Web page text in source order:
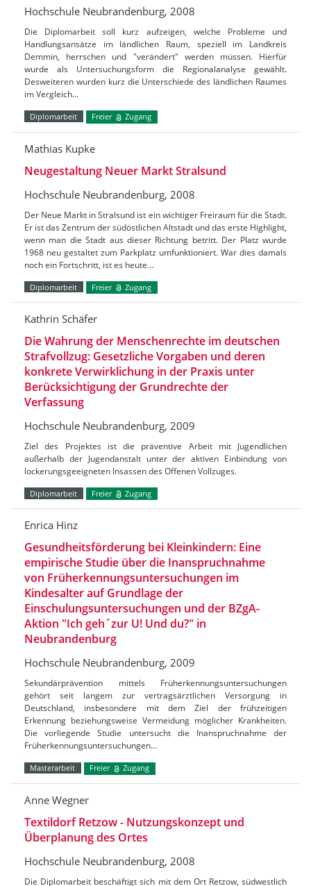
Hochschule Neubrandenburg, 2008
Die Diplomarbeit soll kurz aufzeigen, welche Probleme und
Handlungsansätze im ländlichen Raum, speziell im Landkreis
Demmin, herrschen und "verändert" werden müssen. Hierfür
wurde als Untersuchungsform die Regionalanalyse gewählt.
Desweiteren wurden kurz die Unterschiede des ländlichen Raumes
im Vergleich…
Diplomarbeit Freier Zugang
Mathias Kupke
Neugestaltung Neuer Markt Stralsund
Hochschule Neubrandenburg, 2008
Der Neue Markt in Stralsund ist ein wichtiger Freiraum für die Stadt.
Er ist das Zentrum der südöstlichen Altstadt und das erste Highlight,
wenn man die Stadt aus dieser Richtung betritt. Der Platz wurde
1968 neu gestaltet zum Parkplatz umfunktioniert. War dies damals
noch ein Fortschritt, ist es heute…
Diplomarbeit Freier Zugang
Kathrin Schäfer
Die Wahrung der Menschenrechte im deutschen
Strafvollzug: Gesetzliche Vorgaben und deren
konkrete Verwirklichung in der Praxis unter
Berücksichtigung der Grundrechte der
Verfassung
Hochschule Neubrandenburg, 2009
Ziel des Projektes ist die präventive Arbeit mit Jugendlichen
außerhalb der Jugendanstalt unter der aktiven Einbindung von
lockerungsgeeigneten Insassen des Offenen Vollzuges.
Diplomarbeit Freier Zugang
Enrica Hinz
Gesundheitsförderung bei Kleinkindern: Eine
empirische Studie über die Inanspruchnahme
von Früherkennungsuntersuchungen im
Kindesalter auf Grundlage der
Einschulungsuntersuchungen und der BZgA-
Aktion "Ich geh´zur U! Und du?" in
Neubrandenburg
Hochschule Neubrandenburg, 2009
Sekundärprävention mittels Früherkennungsuntersuchungen
gehört seit langem zur vertragsärztlichen Versorgung in
Deutschland, insbesondere mit dem Ziel der frühzeitigen
Erkennung beziehungsweise Vermeidung möglicher Krankheiten.
Die vorliegende Studie untersucht die Inanspruchnahme der
Früherkennungsuntersuchungen…
Masterarbeit Freier Zugang
Anne Wegner
Textildorf Retzow - Nutzungskonzept und
Überplanung des Ortes
Hochschule Neubrandenburg, 2008
Die Diplomarbeit beschäftigt sich mit dem Ort Retzow, südwestlich